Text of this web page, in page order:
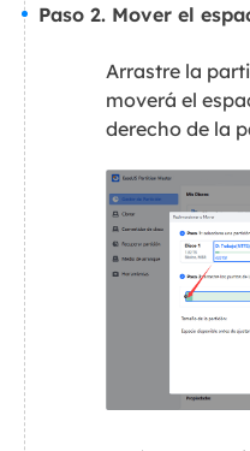
Paso 2. Mover el
Arrastre la
moverá el
derecho de la